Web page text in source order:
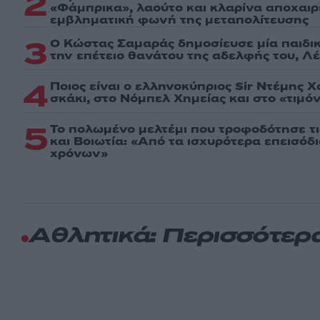
«Φάμπρικα», λαούτο και κλαρίνα
εμβληματική φωνή της μεταπολίτευσης
3 Ο Κώστας Σαμαράς δημοσίευσε μία
την επέτειο θανάτου της αδελφής του,
4 Ποιος είναι ο ελληνοκύπριος Sir Ντέμης
σκάκι, στο Νόμπελ Χημείας και στο
5Το πολωμένο μελτέμι που τροφοδότησε
και Βοιωτία: «Από τα ισχυρότερα
χρόνων»
Αθλητικά: